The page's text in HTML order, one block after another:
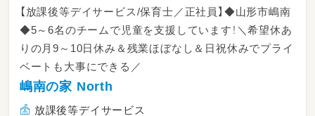
◆常勤の一日の業務（平日）◆ 一日2ケース（個
10:00 出勤
10:00～10:30 モーニングミーティング
10:30～12:00 療育の準備・打ち合わせ
【放課後等デイサービス/保育士／正社員】◆山形市嶋南
◆5～6名のチームで児童を支援しています！＼希望休あ
りの月9～10日休み＆残業ほぼなし＆日祝休みでプライ
ベートも大事にできる／
嶋南の家 North
放課後等デイサービス